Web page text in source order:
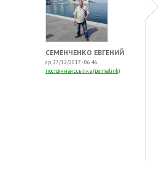
СЕМЕНЧЕНКО ЕВГЕНИЙ
ср, 27/12/2017 - 06:46
постоянная ссылка (permalink)